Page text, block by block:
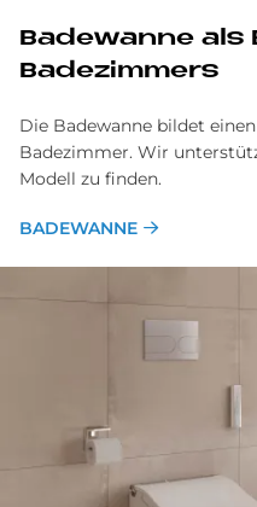
Ba­de­wan­ne als
Ba­de­zim­mers
Die Badewanne bildet
Badezimmer. Wir
Modell zu finden.
BADEWANNE